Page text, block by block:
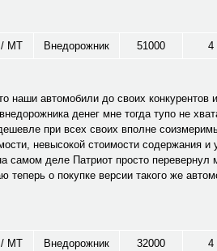
MT Внедорожник 51000 4
наши автомобили до своих конкурентов
денег мне тогда тупо не
при всех своих вполне
невысокой стоимости содержания и
самом деле Патриот просто перевернул
о покупке версии такого же
MT Внедорожник 32000 4